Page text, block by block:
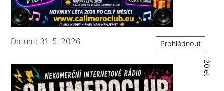
Datum: 31. 5. 2026 Prohlédnout
20let